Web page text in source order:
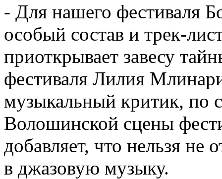
- Для нашего фестиваля
особый состав и трек-
приоткрывает завесу
фестиваля Лилия
музыкальный критик, по
Волошинской сцены
добавляет, что нельзя не
в джазовую музыку.